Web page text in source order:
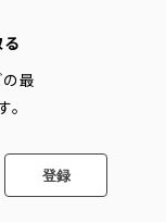
最
登録